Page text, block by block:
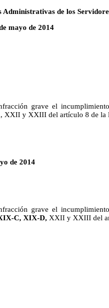
Administrativas de los
mayo de 2014
grave el
XXII y XXIII del artículo 8 de la
de 2014
grave el
C, XIX-D,XXII y XXIII del